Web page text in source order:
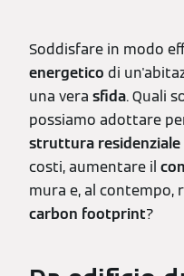
Soddisfare in modo
energetico di
una vera sfida.Quali
possiamo adottare
struttura residenziale
costi, aumentare il
mura e, al contempo,
carbon footprint?